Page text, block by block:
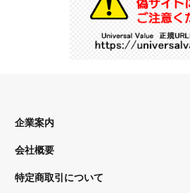
企業案内
会社概要
特定商取引について